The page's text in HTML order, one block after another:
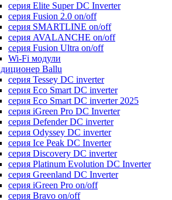
серия Elite Super DC Inverter
серия Fusion 2.0 on/off
серия SMARTLINE on/off
серия AVALANCHE on/off
серия Fusion Ultra on/off
Wi-Fi модули
Ballu
серия Tessey DC inverter
серия Eco Smart DC inverter
серия Eco Smart DC inverter 2025
серия iGreen Pro DC Inverter
серия Defender DC inverter
серия Odyssey DC inverter
серия Ice Peak DС Inverter
cерия Discovery DC inverter
серия Platinum Evolution DC Inverter
серия Greenland DC Inverter
серия iGreen Pro on/off
серия Bravo on/off